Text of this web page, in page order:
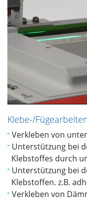
Klebe-/
Verkleben von
Unterstützung bei
Klebstoffes durch
Unterstützung bei
Klebstoffen. z.B.
Verkleben von